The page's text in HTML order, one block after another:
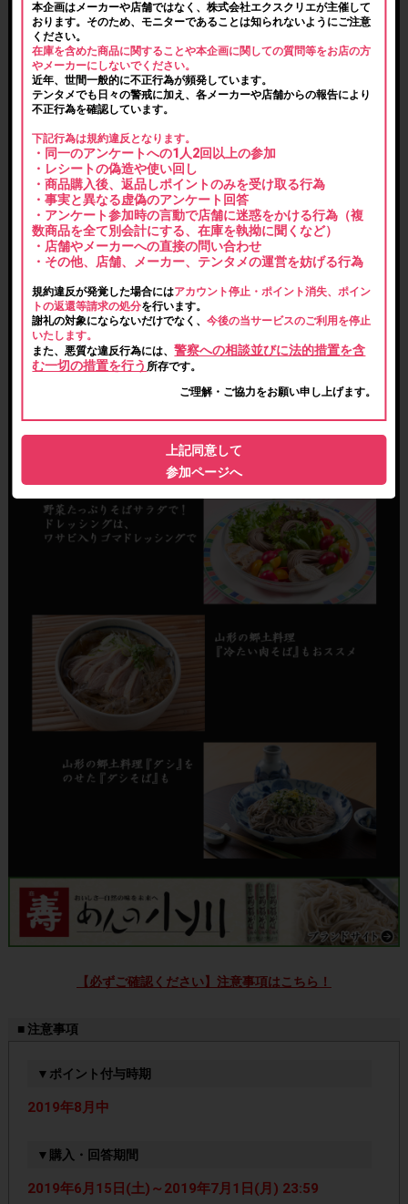
【必ずご確認ください】注意事項はこちら！
■ 注意事項
▼ポイント付与時期
2019年8月中
▼購入・回答期間
2019年6月15日(土)～2019年7月1日(月) 23:59
本企画はメーカーや店舗ではなく、株式会社エクスクリエが主催して
おります。そのため、モニターであることは知られないようにご注意
ください。
在庫を含めた商品に関することや本企画に関しての質問等をお店の方
やメーカーにしないでください。
近年、世間一般的に不正行為が頻発しています。
テンタメでも日々の警戒に加え、各メーカーや店舗からの報告により
不正行為を確認しています。
下記行為は規約違反となります。
・同一のアンケートへの1人2回以上の参加
・レシートの偽造や使い回し
・商品購入後、返品しポイントのみを受け取る行為
・事実と異なる虚偽のアンケート回答
・アンケート参加時の言動で店舗に迷惑をかける行為（複
数商品を全て別会計にする、在庫を執拗に聞くなど）
・店舗やメーカーへの直接の問い合わせ
・その他、店舗、メーカー、テンタメの運営を妨げる行為
規約違反が発覚した場合にはアカウント停止・ポイント消失、ポイン
トの返還等請求の処分を行います。
謝礼の対象にならないだけでなく、今後の当サービスのご利用を停止
いたします。
また、悪質な違反行為には、警察への相談並びに法的措置を含
む一切の措置を行う 所存です。
ご理解・ご協力をお願い申し上げます。
上記同意して
参加ページへ